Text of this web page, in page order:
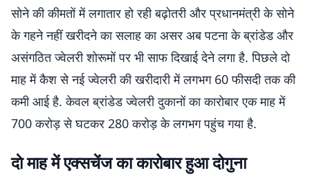
सोने की कीमतों में लगातार हो रही बढ़ोतरी और प्रधानमंत्री के सोने
के गहने नहीं खरीदने का सलाह का असर अब पटना के ब्रांडेड और
असंगठित ज्वेलरी शोरूमों पर भी साफ दिखाई देने लगा है. पिछले दो
माह में कैश से नई ज्वेलरी की खरीदारी में लगभग 60 फीसदी तक की
कमी आई है. केवल ब्रांडेड ज्वेलरी दुकानों का कारोबार एक माह में
700 करोड़ से घटकर 280 करोड़ के लगभग पहुंच गया है.
दाे माह में एक्सचेंज का कारोबार हुआ दोगुना